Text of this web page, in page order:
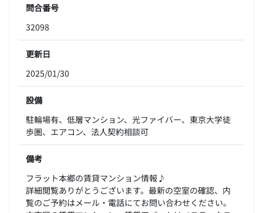
問合番号
32098
更新日
2025/01/30
設備
駐輪場有、低層マンション、光ファイバー、東京大学徒
歩圏、エアコン、法人契約相談可
備考
フラット本郷の賃貸マンション情報♪
詳細閲覧ありがとうございます。最新の空室の確認、内
覧のご予約はメール・電話にてお問い合わせください。